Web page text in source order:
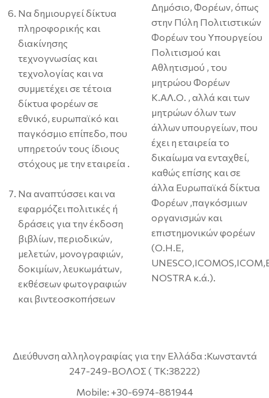
Να δημιουργεί δίκτυα
πληροφορικής και
διακίνησης
τεχνογνωσίας και
τεχνολογίας και να
συμμετέχει σε τέτοια
δίκτυα φορέων σε
εθνικό, ευρωπαϊκό και
παγκόσμιο επίπεδο, που
υπηρετούν τους ίδιους
στόχους με την εταιρεία .
Να αναπτύσσει και να
εφαρμόζει πολιτικές ή
δράσεις για την έκδοση
βιβλίων, περιοδικών,
μελετών, μονογραφιών,
δοκιμίων, λευκωμάτων,
εκθέσεων φωτογραφιών
και βιντεοσκοπήσεων
Δημόσιο, Φορέων, όπως
στην Πύλη Πολιτιστικών
Φορέων του Υπουργείου
Πολιτισμού και
Αθλητισμού , του
μητρώου Φορέων
Κ.ΑΛ.Ο. , αλλά και των
μητρώων όλων των
άλλων υπουργείων, που
έχει η εταιρεία το
δικαίωμα να ενταχθεί,
καθώς επίσης και σε
άλλα Ευρωπαϊκά δίκτυα
Φορέων ,παγκόσμιων
οργανισμών και
επιστημονικών φορέων
(Ο.Η.Ε,
NOSTRA κ.ά.).
Διεύθυνση αλληλογραφίας για την Ελλάδα :Κωνσταντά
247-249-ΒΟΛΟΣ ( ΤΚ:38222)
Mobile: +30-6974-881944